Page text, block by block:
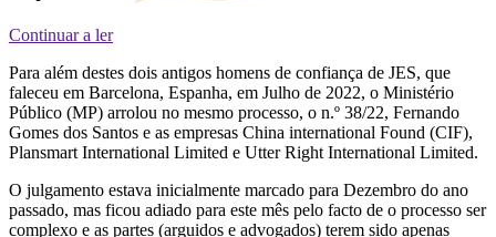
Continuar a ler
Para além destes dois antigos homens de confiança de JES, que
faleceu em Barcelona, Espanha, em Julho de 2022, o Ministério
Público (MP) arrolou no mesmo processo, o n.º 38/22, Fernando
Gomes dos Santos e as empresas China international Found (CIF),
Plansmart International Limited e Utter Right International Limited.
O julgamento estava inicialmente marcado para Dezembro do ano
passado, mas ficou adiado para este mês pelo facto de o processo ser
complexo e as partes (arguidos e advogados) terem sido apenas